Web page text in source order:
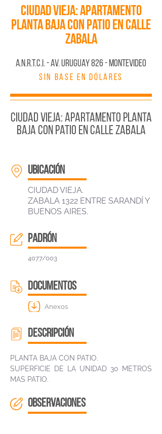
Ciudad Vieja: Apartamento
planta baja con patio en calle
Zabala
A.N.R.T.C.I. - AV. URUGUAY 826 - MONTEVIDEO
SIN BASE EN DÓLARES
Ciudad Vieja: Apartamento planta
baja con patio en calle Zabala
ubicación
CIUDAD VIEJA.
ZABALA 1322 ENTRE SARANDÍ Y
BUENOS AIRES.
padrón
4077/003
DOCUMENTOS
Anexos
descripción
PLANTA BAJA CON PATIO.
SUPERFICIE DE LA UNIDAD 30 METROS
MAS PATIO.
OBSERVACIONES